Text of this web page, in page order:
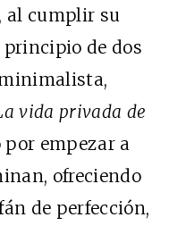
al cumplir su
de dos
vida privada de
por empezar a
ofreciendo
de perfección,